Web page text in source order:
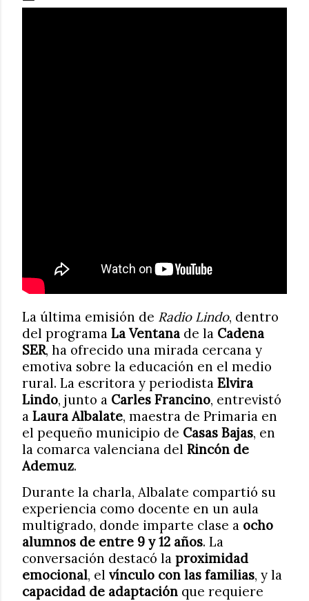
La última emisión de Radio Lindo, dentro
del programa La Ventana de la Cadena
SER, ha ofrecido una mirada cercana y
emotiva sobre la educación en el medio
rural. La escritora y periodista Elvira
Lindo, junto a Carles Francino, entrevistó
a Laura Albalate, maestra de Primaria en
el pequeño municipio de Casas Bajas, en
la comarca valenciana del Rincón de
Ademuz.
Durante la charla, Albalate compartió su
experiencia como docente en un aula
multigrado, donde imparte clase a ocho
alumnos de entre 9 y 12 años. La
conversación destacó la proximidad
emocional, el vínculo con las familias, y la
capacidad de adaptación que requiere